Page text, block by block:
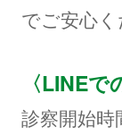
でご安心
〈LINE
診察開始